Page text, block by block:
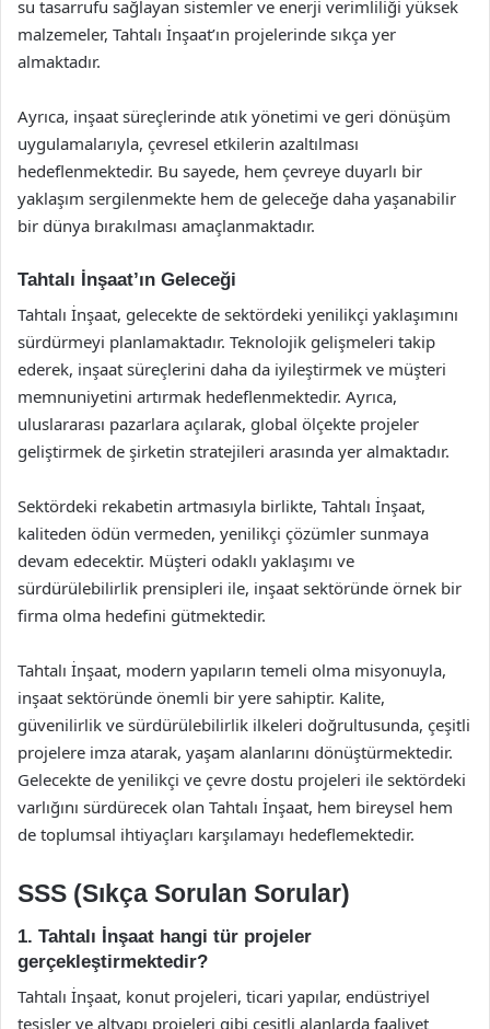
su tasarrufu sağlayan sistemler ve enerji verimliliği yüksek
malzemeler, Tahtalı İnşaat’ın projelerinde sıkça yer
almaktadır.
Ayrıca, inşaat süreçlerinde atık yönetimi ve geri dönüşüm
uygulamalarıyla, çevresel etkilerin azaltılması
hedeflenmektedir. Bu sayede, hem çevreye duyarlı bir
yaklaşım sergilenmekte hem de geleceğe daha yaşanabilir
bir dünya bırakılması amaçlanmaktadır.
Tahtalı İnşaat’ın Geleceği
Tahtalı İnşaat, gelecekte de sektördeki yenilikçi yaklaşımını
sürdürmeyi planlamaktadır. Teknolojik gelişmeleri takip
ederek, inşaat süreçlerini daha da iyileştirmek ve müşteri
memnuniyetini artırmak hedeflenmektedir. Ayrıca,
uluslararası pazarlara açılarak, global ölçekte projeler
geliştirmek de şirketin stratejileri arasında yer almaktadır.
Sektördeki rekabetin artmasıyla birlikte, Tahtalı İnşaat,
kaliteden ödün vermeden, yenilikçi çözümler sunmaya
devam edecektir. Müşteri odaklı yaklaşımı ve
sürdürülebilirlik prensipleri ile, inşaat sektöründe örnek bir
firma olma hedefini gütmektedir.
Tahtalı İnşaat, modern yapıların temeli olma misyonuyla,
inşaat sektöründe önemli bir yere sahiptir. Kalite,
güvenilirlik ve sürdürülebilirlik ilkeleri doğrultusunda, çeşitli
projelere imza atarak, yaşam alanlarını dönüştürmektedir.
Gelecekte de yenilikçi ve çevre dostu projeleri ile sektördeki
varlığını sürdürecek olan Tahtalı İnşaat, hem bireysel hem
de toplumsal ihtiyaçları karşılamayı hedeflemektedir.
SSS (Sıkça Sorulan Sorular)
1. Tahtalı İnşaat hangi tür projeler
gerçekleştirmektedir?
Tahtalı İnşaat, konut projeleri, ticari yapılar, endüstriyel
tesisler ve altyapı projeleri gibi çeşitli alanlarda faaliyet